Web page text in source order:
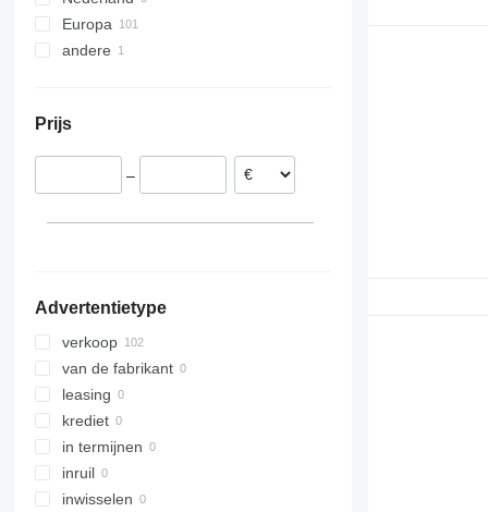
Tourismo
Travego
EC
FH
Europa
Estland
andere
Prijs
–
Advertentietype
verkoop
van de fabrikant
leasing
krediet
in termijnen
inruil
inwisselen